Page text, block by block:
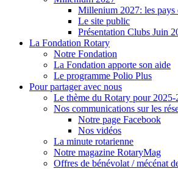
Millenium 2027: les pays
Le site public
Présentation Clubs Juin
La Fondation Rotary
Notre Fondation
La Fondation apporte son aide
Le programme Polio Plus
Pour partager avec nous
Le thème du Rotary pour 2025-
Nos communications sur les
Notre page Facebook
Nos vidéos
La minute rotarienne
Notre magazine RotaryMag
Offres de bénévolat / mécénat